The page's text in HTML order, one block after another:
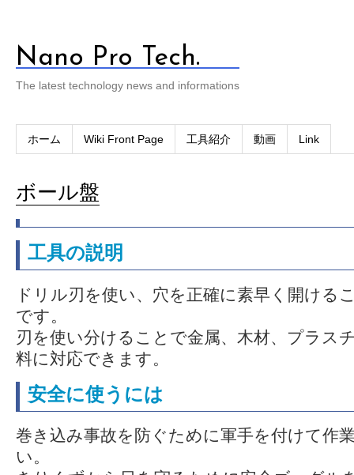
Nano Pro Tech.
The latest technology news and informations
ホーム Wiki Front Page 工具紹介 動画 Link
ボール盤
工具の説明
ドリル刃を使い、穴を正確に素早く開ける
です。
刃を使い分けることで金属、木材、プラス
料に対応できます。
安全に使うには
巻き込み事故を防ぐために軍手を付けて作
い。